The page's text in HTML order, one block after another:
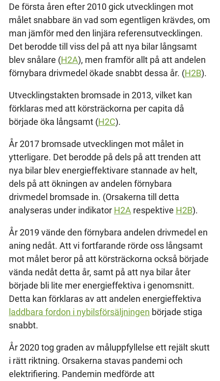
De första åren efter 2010 gick utvecklingen mot
målet snabbare än vad som egentligen krävdes, om
man jämför med den linjära referensutvecklingen.
Det berodde till viss del på att nya bilar långsamt
blev snålare (H2A), men framför allt på att andelen
förnybara drivmedel ökade snabbt dessa år. (H2B).
Utvecklingstakten bromsade in 2013, vilket kan
förklaras med att körsträckorna per capita då
började öka långsamt (H2C).
År 2017 bromsade utvecklingen mot målet in
ytterligare. Det berodde på dels på att trenden att
nya bilar blev energieffektivare stannade av helt,
dels på att ökningen av andelen förnybara
drivmedel bromsade in. (Orsakerna till detta
analyseras under indikator H2A respektive H2B).
År 2019 vände den förnybara andelen drivmedel en
aning nedåt. Att vi fortfarande rörde oss långsamt
mot målet beror på att körsträckorna också började
vända nedåt detta år, samt på att nya bilar åter
började bli lite mer energieffektiva i genomsnitt.
Detta kan förklaras av att andelen energieffektiva
laddbara fordon i nybilsförsäljningen började stiga
snabbt.
År 2020 tog graden av måluppfyllelse ett rejält skutt
i rätt riktning. Orsakerna stavas pandemi och
elektrifiering. Pandemin medförde att